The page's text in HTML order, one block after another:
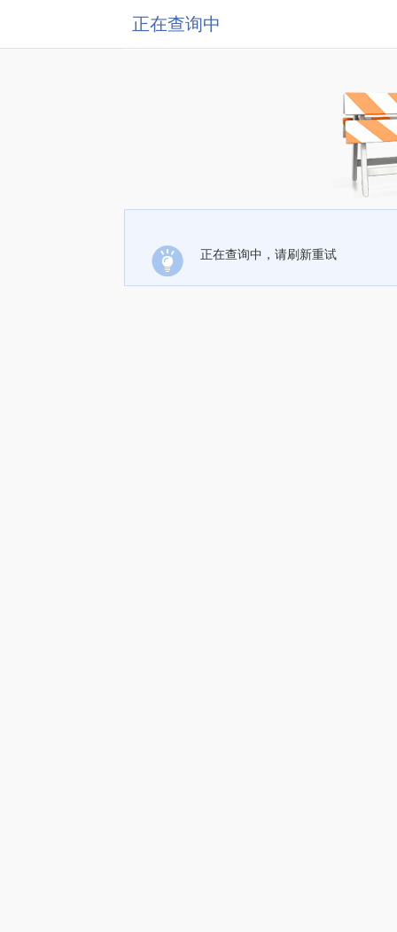
正在查询中
正在查询中，请刷新重试